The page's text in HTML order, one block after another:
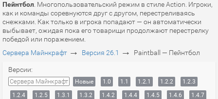
Пейнтбол . Многопользовательский режим в стиле Action. Игроки,
как и команды соревнуются друг с другом, перестреливаясь
снежками. Как только в игрока попадают — он автоматически
выбывает, ожидая пока его товарищи продолжают перестрелку
победой или поражением.
Сервера Майнкрафт → Версия 26.1 → Paintball — Пейнтбол
Версии:
Сервера Майнкрафт Новые 1.0 1.1 1.2.1 1.2.2
1.2.3
1.2.4
1.2.5 1.3.1 1.3.2 1.4.2 1.4.4 1.4.5 1.4.6
1.4.7